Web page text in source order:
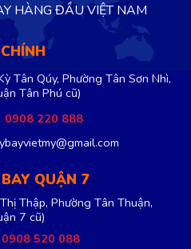
HÀNG ĐẦU VIỆT NAM
Tân Qúy, Phường Tân Sơn Nhì,
Tân Phú cũ)
0908 220 888
QUẬN 7
Thập, Phường Tân Thuận,
7 cũ)
0908 520 088